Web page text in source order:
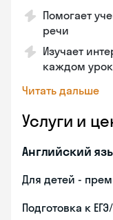
Помогает
речи
Изучает
каждом
Читать дальше
Услуги и
Английский
Для детей -
Подготовка к